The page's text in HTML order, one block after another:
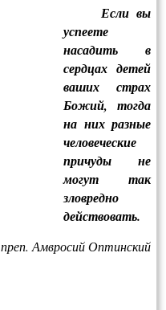
Если вы
успеете
насадить в
сердцах детей
ваших страх
Божий, тогда
на них разные
человеческие
причуды не
могут так
зловредно
действовать.
преп. Амвросий Оптинский